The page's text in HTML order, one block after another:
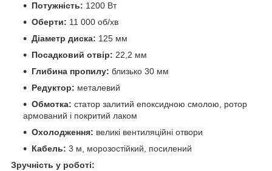
Потужність: 1200 Вт
Оберти: 11 000 об/хв
Діаметр диска: 125 мм
Посадковий отвір: 22,2 мм
Глибина пропилу: близько 30 мм
Редуктор: металевий
Обмотка: статор залитий епоксидною смолою, ротор
армований і покритий лаком
Охолодження: великі вентиляційні отвори
Кабель: 3 м, морозостійкий, посилений
Зручність у роботі: